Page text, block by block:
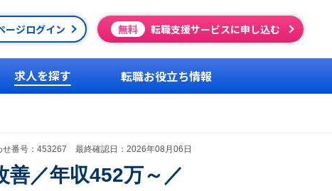
ージログイン 無料 転職支援サービスに申し込む
求人を探す 転職お役立ち情報
せ番号：453267 最終確認日：2026年08月06日
／年収452万～／